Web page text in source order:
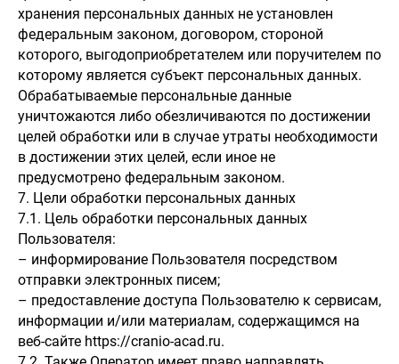
хранения персональных данных не установлен
федеральным законом, договором, стороной
которого, выгодоприобретателем или поручителем по
которому является субъект персональных данных.
Обрабатываемые персональные данные
уничтожаются либо обезличиваются по достижении
целей обработки или в случае утраты необходимости
в достижении этих целей, если иное не
предусмотрено федеральным законом.
7. Цели обработки персональных данных
7.1. Цель обработки персональных данных
Пользователя:
– информирование Пользователя посредством
отправки электронных писем;
– предоставление доступа Пользователю к сервисам,
информации и/или материалам, содержащимся на
веб-сайте https://cranio-acad.ru.